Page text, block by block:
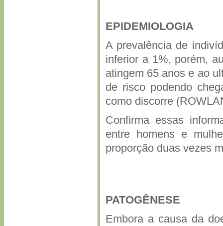
EPIDEMIOLOGIA
A prevalência de
inferior a 1%, porém,
atingem 65 anos e ao
de risco podendo
como discorre
Confirma essas
entre homens e
proporção duas vezes
PATOGÊNESE
Embora a causa da